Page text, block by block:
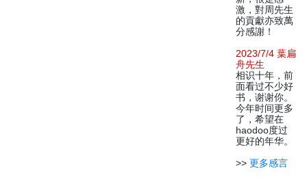
激，對周先生
的貢獻亦致萬
分感謝！
2023/7/4 葉扁
舟先生
相识十年，前
面看过不少好
书，谢谢你。
今年时间更多
了，希望在
haodoo度过
更好的年华。
>> 更多感言